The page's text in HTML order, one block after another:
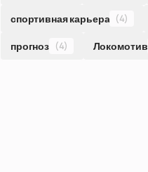
спортивная карьера (4)
прогноз (4) Локомотив